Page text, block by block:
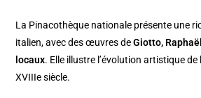
La Pinacothèque nationale présente une
italien, avec des œuvres deGiotto,
locaux. Elle illustre l’évolution artistique
XVIIIe siècle.